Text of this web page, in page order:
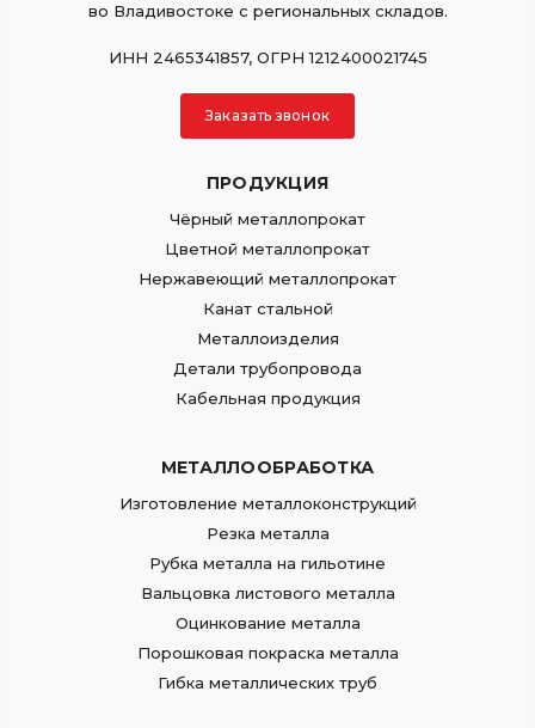
во Владивостоке с региональных складов.
ИНН 2465341857, ОГРН 1212400021745
Заказать звонок
ПРОДУКЦИЯ
Чёрный металлопрокат
Цветной металлопрокат
Нержавеющий металлопрокат
Канат стальной
Металлоизделия
Детали трубопровода
Кабельная продукция
МЕТАЛЛООБРАБОТКА
Изготовление металлоконструкций
Резка металла
Рубка металла на гильотине
Вальцовка листового металла
Оцинкование металла
Порошковая покраска металла
Гибка металлических труб